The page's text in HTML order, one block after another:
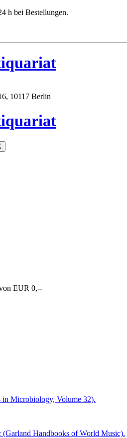
h bei Bestellungen.
10117 Berlin
EUR 0,--
Microbiology, Volume 32).
Handbooks of World Music).